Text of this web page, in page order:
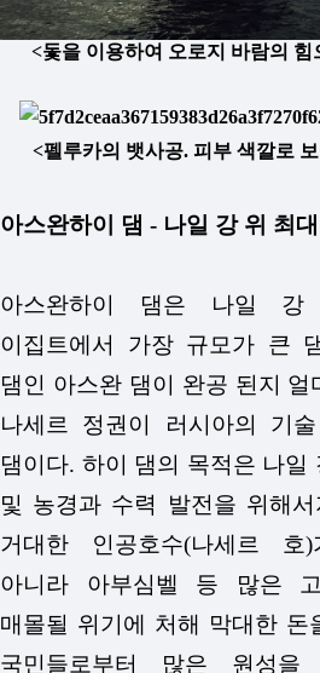
<돛을 이용하여 오로지 바람의
<펠루카의 뱃사공. 피부 색깔로
아스완하이 댐 - 나일 강 위 최
아스완하이 댐은 나일
이집트에서 가장 규모가 큰
댐인 아스완 댐이 완공 된지 얼
나세르 정권이 러시아의 기
댐이다. 하이 댐의 목적은 나일
및 농경과 수력 발전을 위해
거대한 인공호수(나세르 호
아니라 아부심벨 등 많은
매몰될 위기에 처해 막대한 돈
국민들로부터 많은 원성